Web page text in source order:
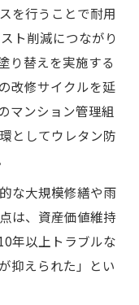
を行うことで耐用
ト削減につながり
り替えを実施する
改修サイクルを延
マンション管理組
としてウレタン防
な大規模修繕や雨
は、資産価値維持
年以上トラブルな
抑えられた」とい